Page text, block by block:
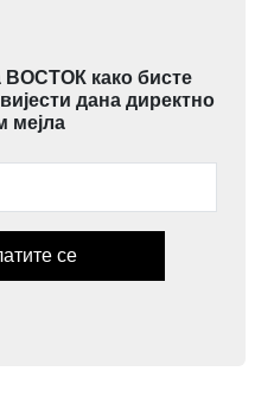
ВОСТОК како бисте
дана директно
мејла
се